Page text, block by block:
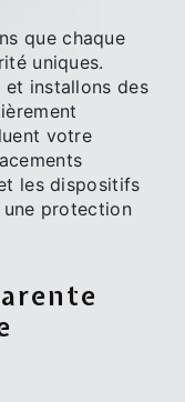
que chaque
uniques.
installons des
votre
les dispositifs
protection